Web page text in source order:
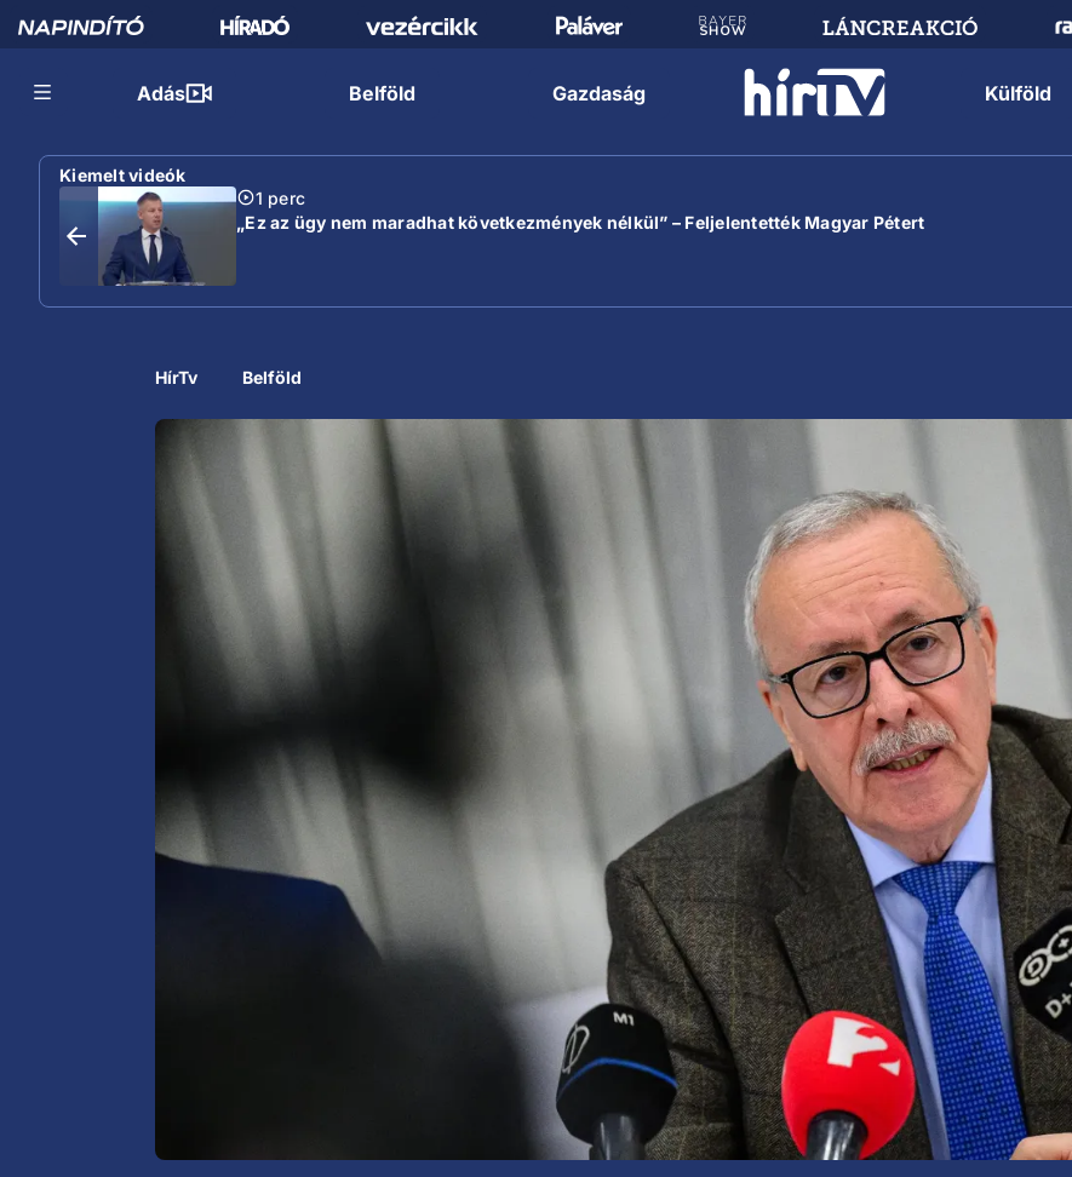
Adás Belföld Gazdaság Külföld
Kiemelt videók
1 perc
„Ez az ügy nem maradhat következmények nélkül” – Feljelentették Magyar Pétert
HírTv Belföld